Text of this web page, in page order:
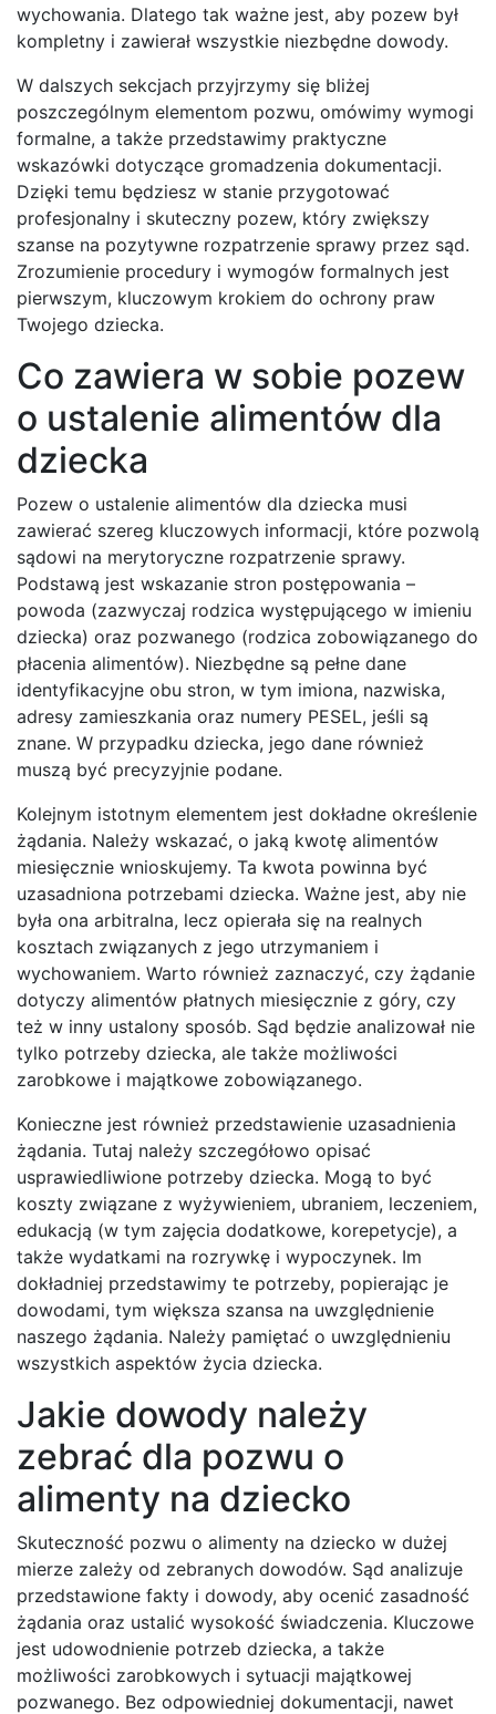
wychowania. Dlatego tak ważne jest, aby pozew był
kompletny i zawierał wszystkie niezbędne dowody.
W dalszych sekcjach przyjrzymy się bliżej
poszczególnym elementom pozwu, omówimy wymogi
formalne, a także przedstawimy praktyczne
wskazówki dotyczące gromadzenia dokumentacji.
Dzięki temu będziesz w stanie przygotować
profesjonalny i skuteczny pozew, który zwiększy
szanse na pozytywne rozpatrzenie sprawy przez sąd.
Zrozumienie procedury i wymogów formalnych jest
pierwszym, kluczowym krokiem do ochrony praw
Twojego dziecka.
Co zawiera w sobie pozew
o ustalenie alimentów dla
dziecka
Pozew o ustalenie alimentów dla dziecka musi
zawierać szereg kluczowych informacji, które pozwolą
sądowi na merytoryczne rozpatrzenie sprawy.
Podstawą jest wskazanie stron postępowania –
powoda (zazwyczaj rodzica występującego w imieniu
dziecka) oraz pozwanego (rodzica zobowiązanego do
płacenia alimentów). Niezbędne są pełne dane
identyfikacyjne obu stron, w tym imiona, nazwiska,
adresy zamieszkania oraz numery PESEL, jeśli są
znane. W przypadku dziecka, jego dane również
muszą być precyzyjnie podane.
Kolejnym istotnym elementem jest dokładne określenie
żądania. Należy wskazać, o jaką kwotę alimentów
miesięcznie wnioskujemy. Ta kwota powinna być
uzasadniona potrzebami dziecka. Ważne jest, aby nie
była ona arbitralna, lecz opierała się na realnych
kosztach związanych z jego utrzymaniem i
wychowaniem. Warto również zaznaczyć, czy żądanie
dotyczy alimentów płatnych miesięcznie z góry, czy
też w inny ustalony sposób. Sąd będzie analizował nie
tylko potrzeby dziecka, ale także możliwości
zarobkowe i majątkowe zobowiązanego.
Konieczne jest również przedstawienie uzasadnienia
żądania. Tutaj należy szczegółowo opisać
usprawiedliwione potrzeby dziecka. Mogą to być
koszty związane z wyżywieniem, ubraniem, leczeniem,
edukacją (w tym zajęcia dodatkowe, korepetycje), a
także wydatkami na rozrywkę i wypoczynek. Im
dokładniej przedstawimy te potrzeby, popierając je
dowodami, tym większa szansa na uwzględnienie
naszego żądania. Należy pamiętać o uwzględnieniu
wszystkich aspektów życia dziecka.
Jakie dowody należy
zebrać dla pozwu o
alimenty na dziecko
Skuteczność pozwu o alimenty na dziecko w dużej
mierze zależy od zebranych dowodów. Sąd analizuje
przedstawione fakty i dowody, aby ocenić zasadność
żądania oraz ustalić wysokość świadczenia. Kluczowe
jest udowodnienie potrzeb dziecka, a także
możliwości zarobkowych i sytuacji majątkowej
pozwanego. Bez odpowiedniej dokumentacji, nawet